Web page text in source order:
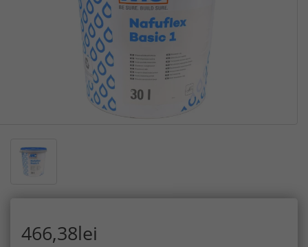
466,38lei